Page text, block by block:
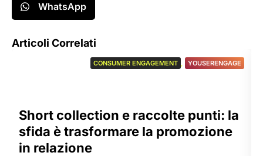
WhatsApp
Articoli Correlati
Short collection e raccolte punti: la
sfida è trasformare la promozione
in relazione
CONSUMER ENGAGEMENT , YOUSERENGAGE